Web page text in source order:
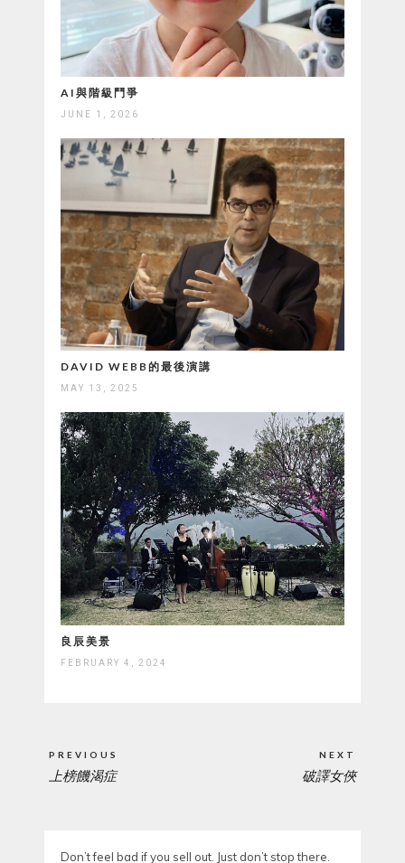
AI與階級鬥爭
JUNE 1, 2026
DAVID WEBB的最後演講
MAY 13, 2025
良辰美景
FEBRUARY 4, 2024
navigation
PREVIOUS
PREVIOUS
上榜饑渴症
NEXT
NEXT
破譯女俠
Don’t feel bad if you sell out. Just don’t stop there.